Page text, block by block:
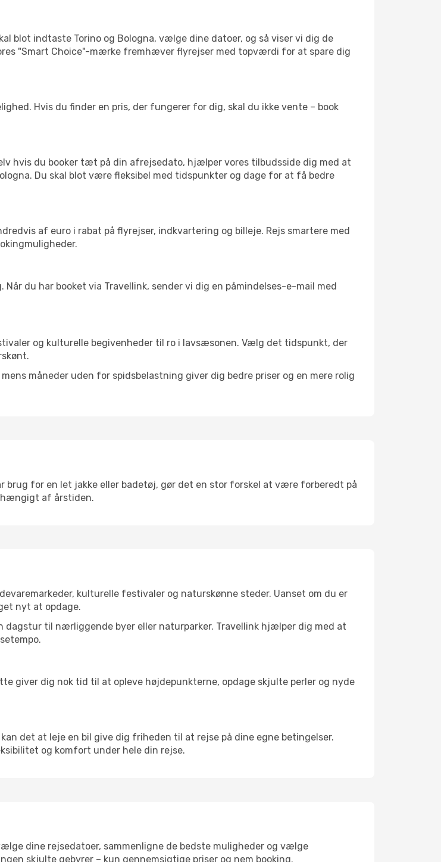
blot indtaste Torino og Bologna, vælge dine datoer, og så viser vi dig de
"Smart Choice"-mærke fremhæver flyrejser med topværdi for at spare dig
Hvis du finder en pris, der fungerer for dig, skal du ikke vente – book
hvis du booker tæt på din afrejsedato, hjælper vores tilbudsside dig med at
Du skal blot være fleksibel med tidspunkter og dage for at få bedre
af euro i rabat på flyrejser, indkvartering og billeje. Rejs smartere med
du har booket via Travellink, sender vi dig en påmindelses-e-mail med
og kulturelle begivenheder til ro i lavsæsonen. Vælg det tidspunkt, der
måneder uden for spidsbelastning giver dig bedre priser og en mere rolig
brug for en let jakke eller badetøj, gør det en stor forskel at være forberedt på
af årstiden.
kulturelle festivaler og naturskønne steder. Uanset om du er
nyt at opdage.
dagstur til nærliggende byer eller naturparker. Travellink hjælper dig med at
giver dig nok tid til at opleve højdepunkterne, opdage skjulte perler og nyde
det at leje en bil give dig friheden til at rejse på dine egne betingelser.
og komfort under hele din rejse.
dine rejsedatoer, sammenligne de bedste muligheder og vælge
skjulte gebyrer – kun gennemsigtige priser og nem booking.